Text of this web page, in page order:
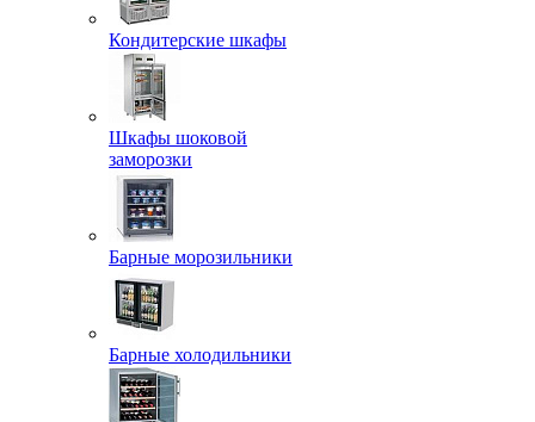
Кондитерские шкафы
Шкафы шоковой
заморозки
Барные морозильники
Барные холодильники